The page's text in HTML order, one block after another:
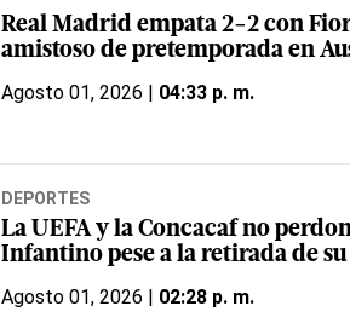
Real Madrid empata 2-2 con
amistoso de pretemporada en
Agosto 01, 2026 | 04:33 p. m.
DEPORTES
La UEFA y la Concacaf no
Infantino pese a la retirada de
Agosto 01, 2026 | 02:28 p. m.